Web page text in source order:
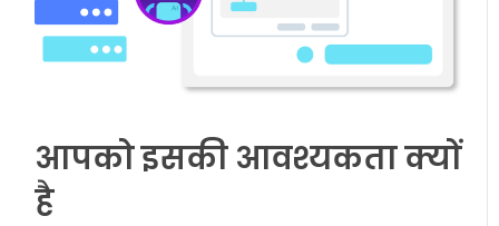
आपको इसकी आवश्यकता क्यों
है